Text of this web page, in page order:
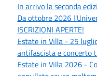
In arrivo la seconda
Da ottobre 2026
ISCRIZIONI APERTE!
Estate in Villa - 25
antifascista e concerto
Estate in Villa 2026 -